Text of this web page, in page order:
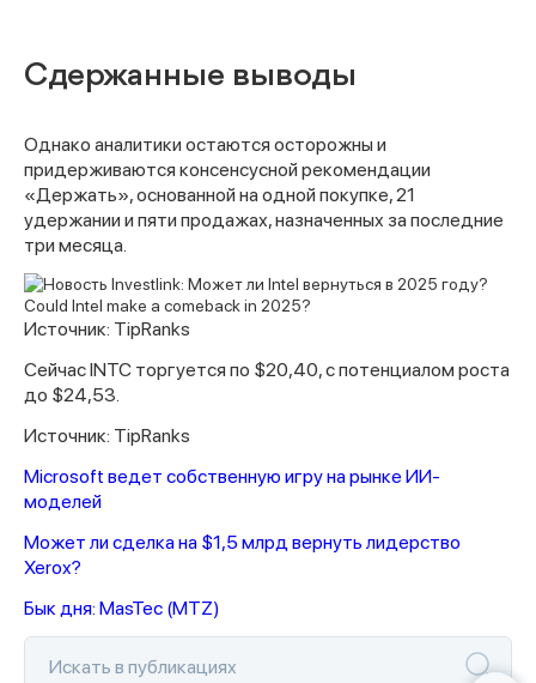
Сдержанные выводы
Однако аналитики остаются осторожны и
придерживаются консенсусной рекомендации
«Держать», основанной на одной покупке, 21
удержании и пяти продажах, назначенных за последние
три месяца.
Источник: TipRanks
Сейчас INTC торгуется по $20,40, с потенциалом роста
до $24,53.
Источник: TipRanks
Microsoft ведет собственную игру на рынке ИИ-
моделей
Может ли сделка на $1,5 млрд вернуть лидерство
Xerox?
Бык дня: MasTec (MTZ)